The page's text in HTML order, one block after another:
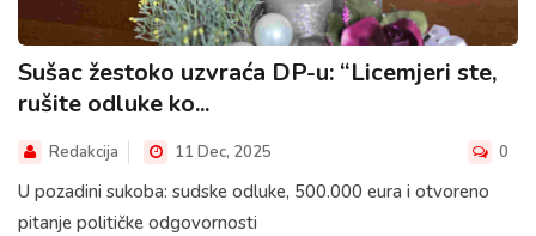
Sušac žestoko uzvraća DP-u: “Licemjeri ste,
rušite odluke ko...
Redakcija 11 Dec, 2025 0
U pozadini sukoba: sudske odluke, 500.000 eura i otvoreno
pitanje političke odgovornosti